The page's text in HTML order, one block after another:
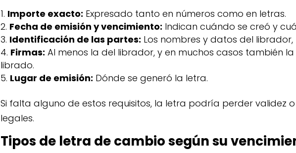
Importe exacto: Expresado tanto en números como en letras.
Fecha de emisión y vencimiento: Indican cuándo se creó y
Identificación de las partes: Los nombres y datos del
Firmas: Al menos la del librador, y en muchos casos también
librado.
Lugar de emisión: Dónde se generó la letra.
Si falta alguno de estos requisitos, la letra podría perder validez
legales.
Tipos de letra de cambio según su